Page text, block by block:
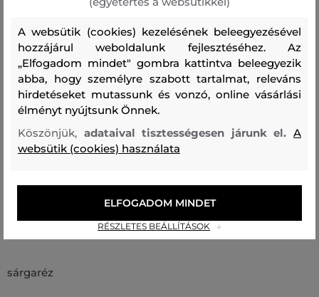
Az ELEMENSE márkárol: A minimalista beltéri parfümök
rajongói számára egy nagyon jellegzetes márkát
fedeztünk fel a felkelő nap országában, Japánban. Nincs
kétségünk afelől, hogy Az ELEMENSE projekt hozzánk
hasonlóan Önt is el fogja kápráztatni Az illóolajok,
mint nap.
Termék kódja98097-0-HH-778-0
Összetétel
sárgaréz
A websütik (cookies) kezelésének beleegyezésével
hozzájárul weboldalunk fejlesztéséhez. Az
„Elfogadom mindet" gombra kattintva beleegyezik
abba, hogy személyre szabott tartalmat, releváns
hirdetéseket mutassunk és vonzó, online vásárlási
élményt nyújtsunk Önnek.
Köszönjük, adataival tisztességesen járunk el.A
websütik (cookies) használata
RÉSZLETES BEÁLLÍTÁSOK
ELFOGADOM MINDET